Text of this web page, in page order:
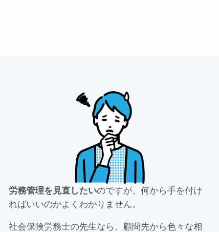
労務管理を見直したいのですが、何から手を付け
ればいいのかよくわかりません。
社会保険労務士の先生なら、顧問先から色々な相